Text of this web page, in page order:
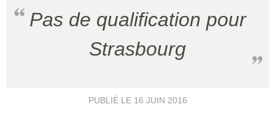
Pas de qualification pour
Strasbourg
PUBLIÉ LE 16 JUIN 2016